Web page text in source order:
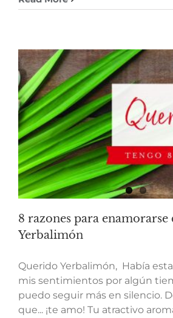
8 razones para enamorarse
Yerbalimón
Querido Yerbalimón, Había
mis sentimientos por algún
puedo seguir más en silencio.
que... ¡te amo! Tu atractivo